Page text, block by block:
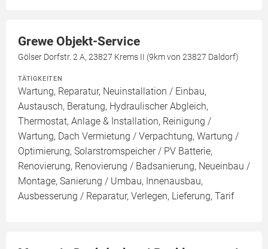
Grewe Objekt-Service
Gölser Dorfstr. 2 A, 23827 Krems II (9km von 23827 Daldorf)
TÄTIGKEITEN
Wartung, Reparatur, Neuinstallation / Einbau,
Austausch, Beratung, Hydraulischer Abgleich,
Thermostat, Anlage & Installation, Reinigung /
Wartung, Dach Vermietung / Verpachtung, Wartung /
Optimierung, Solarstromspeicher / PV Batterie,
Renovierung, Renovierung / Badsanierung, Neueinbau /
Montage, Sanierung / Umbau, Innenausbau,
Ausbesserung / Reparatur, Verlegen, Lieferung, Tarif